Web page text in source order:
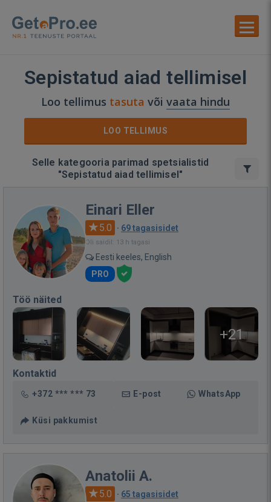
Sepistatud aiad tellimisel
Loo tellimus tasuta või vaata hindu
LOO TELLIMUS
Selle kategooria parimad spetsialistid
"Sepistatud aiad tellimisel"
Einari Eller
5.0 · 69 tagasisidet
Oli saidil: 13 h tagasi
Eesti keeles, English
PRO
Töö näited
+21
Kontaktid
+372 *** *** 73 E-post WhatsApp
Küsi pakkumist
Anatolii A.
5.0 · 65 tagasisidet